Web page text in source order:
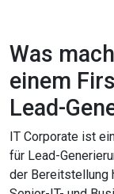
Was
einem
Lead-
IT Corporate ist
für Lead-
der Bereitstellung